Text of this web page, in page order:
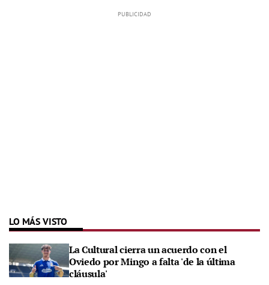
LO MÁS VISTO
La Cultural cierra un acuerdo con el
Oviedo por Mingo a falta 'de la última
cláusula'